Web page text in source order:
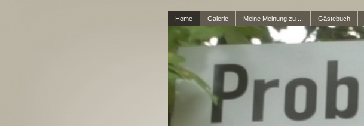
Home Galerie Meine Meinung zu ... Gästebuch